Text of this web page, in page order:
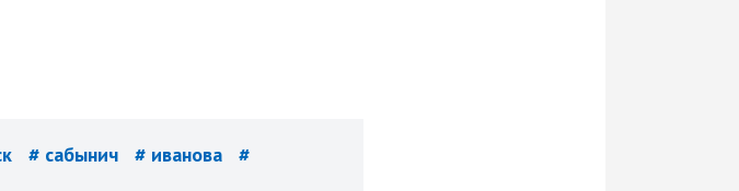
# сабынич # иванова
#